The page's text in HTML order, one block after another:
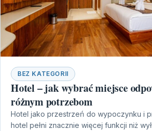
BEZ KATEGORII
Hotel – jak wybrać miejsce
różnym potrzebom
Hotel jako przestrzeń do wypoczynku i
hotel pełni znacznie więcej funkcji niż